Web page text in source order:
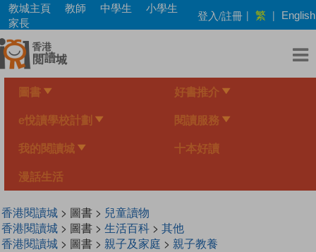
Skip
main
content
教城主頁 教師 中學生
小學生
家長
登入/註冊 | 繁 | English
圖書 好書推介
e悅讀學校計劃 閱讀服務
我的閱讀城 十本好讀
漫話生活
香港閱讀城> 圖書 > 兒童讀物
香港閱讀城> 圖書 > 生活百科> 其他
香港閱讀城> 圖書 > 親子及家庭 > 親子教養